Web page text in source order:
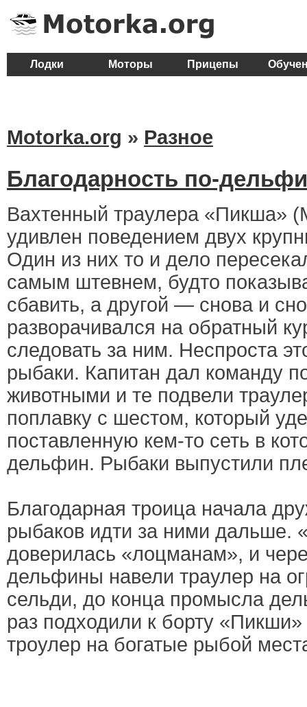
Лодки Моторы Прицепы
Motorka.org » Разное
Благодарность по-
Вахтенный траулера «Пикша»
удивлен поведением двух
Один из них то и дело
самым штевнем, будто
сбавить, а другой — снова и
разворачивался на обратный
следовать за ним. Неспроста
рыбаки. Капитан дал команду
животными и те подвели
поплавку с шестом, который
поставленную кем-то сеть в
дельфин. Рыбаки выпустили
Благодарная троица начала
рыбаков идти за ними дальше.
доверилась «лоцманам», и
дельфины навели траулер на
сельди, до конца промысла
раз подходили к борту
троулер на богатые рыбой